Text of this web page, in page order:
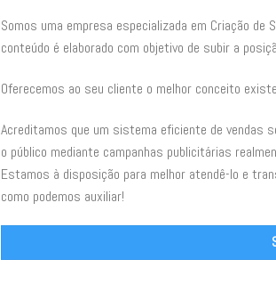
Somos uma empresa especializada em Criação
conteúdo é elaborado com objetivo de subir a
Oferecemos ao seu cliente o melhor conceito
Acreditamos que um sistema eficiente de vendas
o público mediante campanhas publicitárias
Estamos à disposição para melhor atendê-lo e
como podemos auxiliar!